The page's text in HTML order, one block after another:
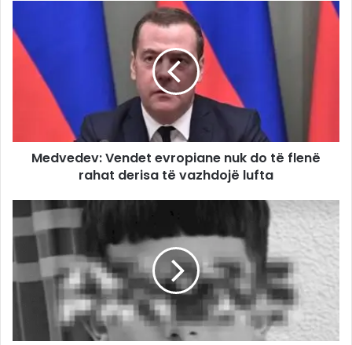
Medvedev: Vendet evropiane nuk do të flenë
rahat derisa të vazhdojë lufta